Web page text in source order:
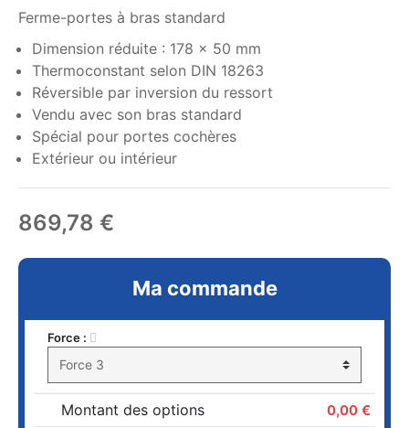
Ferme-portes à bras standard
Dimension réduite : 178 x 50 mm
Thermoconstant selon DIN 18263
Réversible par inversion du ressort
Vendu avec son bras standard
Spécial pour portes cochères
Extérieur ou intérieur
869,78 €
Ma commande
Force :
Montant des options 0,00 €